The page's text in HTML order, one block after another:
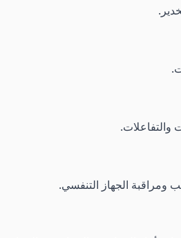
والتفاعلات.
ومراقبة الجهاز التنفسي.